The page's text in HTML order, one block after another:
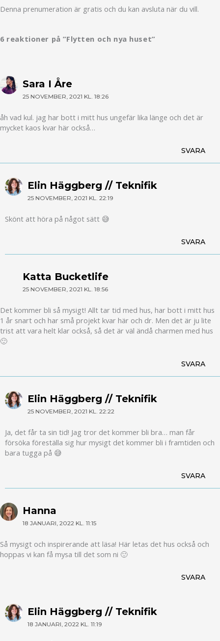
Denna prenumeration är gratis och du kan avsluta när du vill.
6 reaktioner på ”Flytten och nya huset”
Sara I Åre
25 NOVEMBER, 2021 KL. 18:26
åh vad kul. jag har bott i mitt hus ungefär lika länge och det är
mycket kaos kvar här också…
SVARA
Elin Häggberg // Teknifik
25 NOVEMBER, 2021 KL. 22:19
Skönt att höra på något sätt 😅
SVARA
Katta Bucketlife
25 NOVEMBER, 2021 KL. 18:56
Det kommer bli så mysigt! Allt tar tid med hus, har bott i mitt hus
1 år snart och har små projekt kvar här och dr. Men det är ju lite
trist att vara helt klar också, så det är väl ändå charmen med hus
🙂
SVARA
Elin Häggberg // Teknifik
25 NOVEMBER, 2021 KL. 22:22
Ja, det får ta sin tid! Jag tror det kommer bli bra… man får
försöka föreställa sig hur mysigt det kommer bli i framtiden och
bara tugga på 😅
SVARA
Hanna
18 JANUARI, 2022 KL. 11:15
Så mysigt och inspirerande att läsa! Här letas det hus också och
hoppas vi kan få mysa till det som ni 🙂
SVARA
Elin Häggberg // Teknifik
18 JANUARI, 2022 KL. 11:19